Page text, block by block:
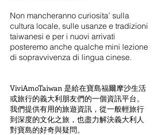
Non mancheranno curiosita’ sulla
cultura locale, sulle usanze e tradizioni
taiwanesi e per i nuovi arrivati
posteremo anche qualche mini lezione
di sopravvivenza di lingua cinese.
ViviAmoTaiwan 是給在寶島福爾摩沙生活
或旅行的義大利朋友們的一個資訊平台。
我們提供有用的旅遊資訊，從一般輕旅行
到深度的文化之旅，也盡力解決義大利人
對寶島的好奇與疑問。